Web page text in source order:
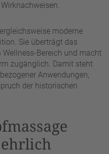
moderne
Sie überträgt das
Bereich und macht
zugänglich. Damit steht
Anwendungen,
der historischen